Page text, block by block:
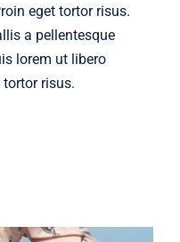
eget tortor risus.
a pellentesque
lorem ut libero
risus.